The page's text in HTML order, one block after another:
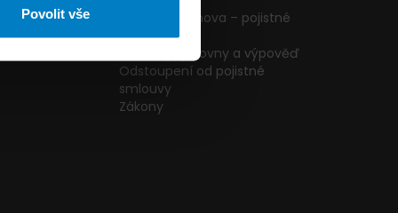
Povolit vše
Pojištění domova – pojistné
podmínky
Změna pojišťovny a výpověď
Odstoupení od pojistné
smlouvy
Zákony